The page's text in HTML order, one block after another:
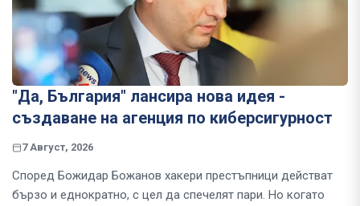
"Да, България" лансира нова идея -
създаване на агенция по киберсигурност
7 Август, 2026
Според Божидар Божанов хакери престъпници действат
бързо и еднократно, с цел да спечелят пари. Но когато